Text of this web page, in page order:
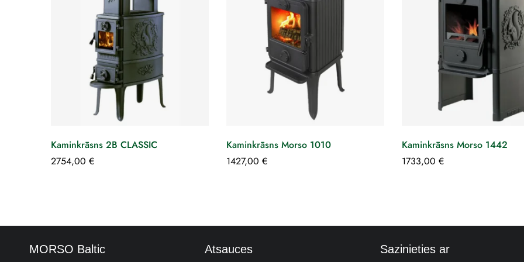
Kaminkrāsns 2B CLASSIC
2754,00 €
Kaminkrāsns Morso 1010
1427,00 €
Kaminkrāsns Morso 1442
1733,00 €
MORSO Baltic Atsauces Sazinieties ar